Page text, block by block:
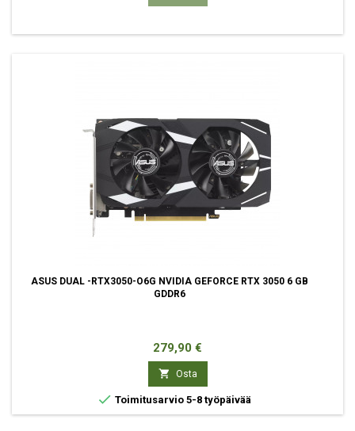
ASUS DUAL -RTX3050-O6G NVIDIA GEFORCE RTX 3050 6 GB
GDDR6
Hinta
279,90 €
 Osta
 Toimitusarvio 5-8 työpäivää